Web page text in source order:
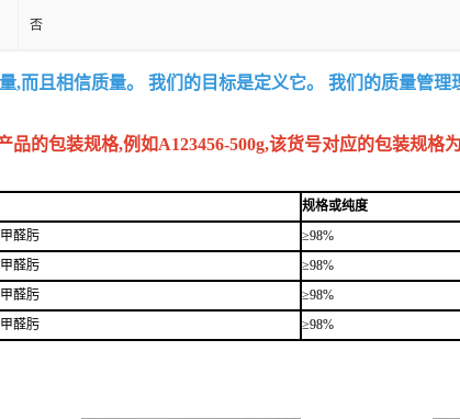
否
,而且相信质量。 我们的目标是定义它。 我们的质量管
的包装规格,例如A123456-500g,该货号对应的包装规格为
规格或纯度
醛肟 ≥98%
醛肟 ≥98%
醛肟 ≥98%
醛肟 ≥98%